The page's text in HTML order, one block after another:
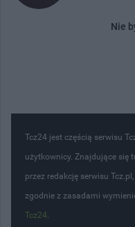
Nie
Tcz24 jest częścią serwisu
użytkownicy. Znajdujące się
przez redakcję serwisu
zgodnie z zasadami
Tcz24.